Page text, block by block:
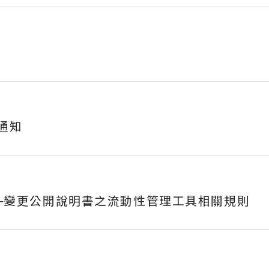
知
更公開說明書之流動性管理工具相關規則